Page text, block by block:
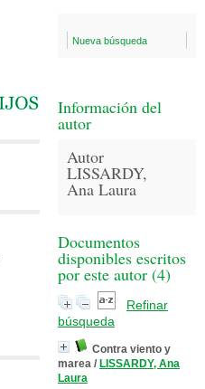
Nueva búsqueda
Información del
autor
Autor
LISSARDY,
Ana Laura
Documentos
disponibles escritos
por este autor (4)
Refinar
búsqueda
Contra viento y
marea / LISSARDY, Ana
Laura